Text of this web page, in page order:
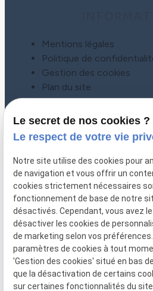
Mentions légales
Politique de
Gestion des cookies
Plan du site
01 86 65 78
Lundi - Jeudi :
Le secret de nos cookies ?
Le respect de votre vie
Notre site utilise des cookies pour
de navigation et vous offrir un
cookies strictement nécessaires
fonctionnement de base de notre
désactivés. Cependant, vous avez
désactiver les cookies de
de marketing selon vos
paramètres de cookies à tout
'Gestion des cookies' situé en bas
que la désactivation de certains
sur certaines fonctionnalités du